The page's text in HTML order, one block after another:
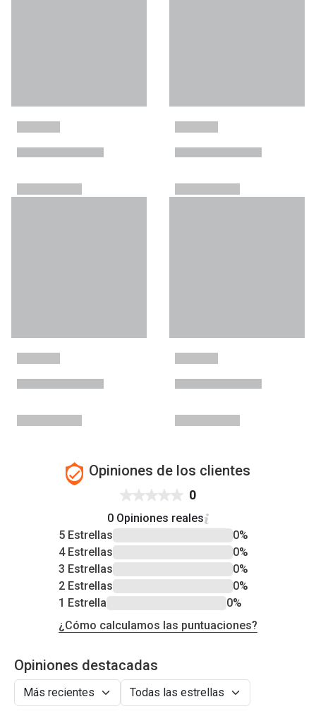
Opiniones de los clientes
0
0 Opiniones reales
5 Estrellas
0%
4 Estrellas
0%
3 Estrellas
0%
2 Estrellas
0%
1 Estrella
0%
¿Cómo calculamos las puntuaciones?
Opiniones destacadas